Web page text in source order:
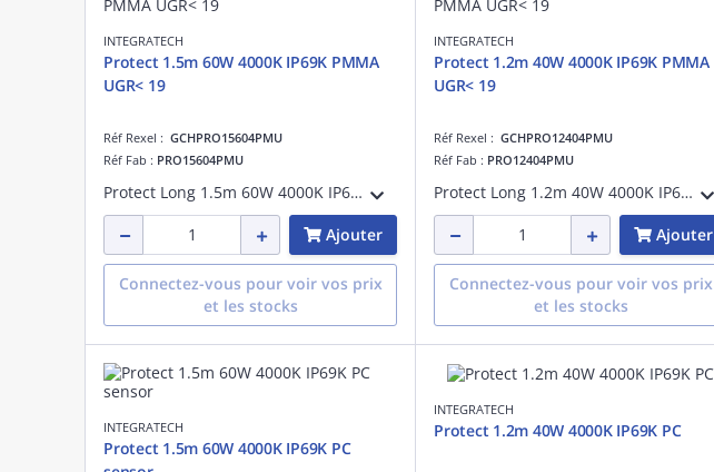
INTEGRATECH
Protect 1.5m 60W 4000K IP69K PMMA
UGR< 19
Réf Rexel : GCHPRO15604PMU
Réf Fab : PRO15604PMU
Protect Long 1.5m 60W 4000K IP69K PMMA (polyméthacrylate de méthyle) UGR< 19, classe I, adapté à une suspension, IK06, IP69K, faisceau 40-80°, 60W, 7680lm, uniformité coul:SDCM3, GR0, test fil incand.:850 °C, 128lm/W, UGR:17, pose plafond
Ajouter
Connectez-vous pour voir vos prix
et les stocks
INTEGRATECH
Protect 1.2m 40W 4000K IP69K PMMA
UGR< 19
Réf Rexel : GCHPRO12404PMU
Réf Fab : PRO12404PMU
Protect Long 1.2m 40W 4000K IP69K PMMA (polyméthacrylate de méthyle) UGR< 19, classe I, adapté à une suspension, IK06, IP69K, faisceau 40-80°, 40W, 5200lm, uniformité coul:SDCM3, GR0, test fil incand.:850 °C, 130lm/W, UGR:16, pose plafond
Ajouter
Connectez-vous pour voir vos prix
et les stocks
INTEGRATECH
Protect 1.5m 60W 4000K IP69K PC
INTEGRATECH
Protect 1.2m 40W 4000K IP69K PC